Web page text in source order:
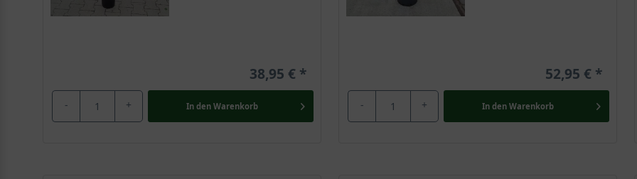
38,95 €
- + In den Warenkorb
52,95 €
- + In den Warenkorb